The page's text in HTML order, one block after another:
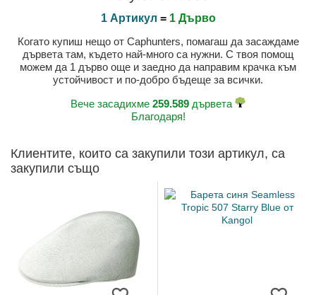
1 Артикул = 1 Дърво
Когато купиш нещо от Caphunters, помагаш да засаждаме
дървета там, където най-много са нужни. С твоя помощ
можем да 1 дърво още и заедно да направим крачка към
устойчивост и по-добро бъдеще за всички.
Вече засадихме 259.589 дървета
Благодаря!
Клиентите, които са закупили този артикул, са
закупили също